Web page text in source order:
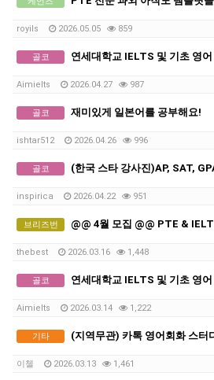
royils 2026.05.05 859
골코 연세대학교 IELTS 및 기초 영어 문
Aimielts 2026.04.27 987
골코 재미있게 일본어를 공부해요!
ishtar512 2026.04.26 996
골코 (한국 스타 강사진)AP, SAT, GPA, A-LEVEL/IB, GCSE 전 교과
inspirica 2026.04.22 951
브리즈번 @@ 4월 모집 @@ PTE & IELTS 영어 시험 전문!
thebest 2026.03.16 1,448
골코 연세대학교 IELTS 및 기초 영어 문
Aimielts 2026.03.14 1,222
기타 (지역무관) 카톡 영어회화 스터디_과외처럼 매
이첼 2026.03.13 1,461